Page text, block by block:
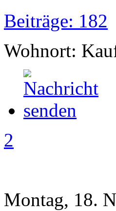
Beiträge: 182
Wohnort:
2
Montag, 18.